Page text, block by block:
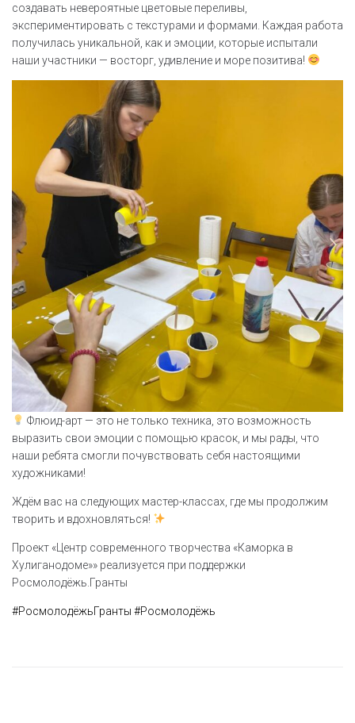
создавать невероятные цветовые переливы,
экспериментировать с текстурами и формами. Каждая работа
получилась уникальной, как и эмоции, которые испытали
наши участники — восторг, удивление и море позитива!
Флюид-арт — это не только техника, это возможность
выразить свои эмоции с помощью красок, и мы рады, что
наши ребята смогли почувствовать себя настоящими
художниками!
Ждём вас на следующих мастер-классах, где мы продолжим
творить и вдохновляться!
Проект «Центр современного творчества «Каморка в
Хулиганодоме»» реализуется при поддержки
Росмолодёжь.Гранты
#РосмолодёжьГранты #Росмолодёжь